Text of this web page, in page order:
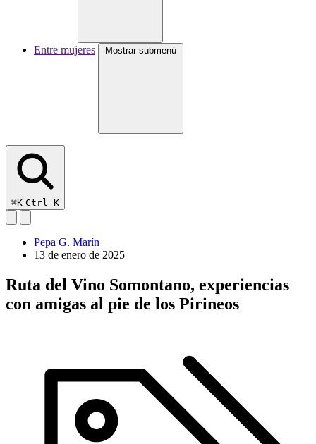
Entre mujeres Mostrar submenú
⌘K Ctrl K
Pepa G. Marín
13 de enero de 2025
Ruta del Vino Somontano, experiencias
con amigas al pie de los Pirineos